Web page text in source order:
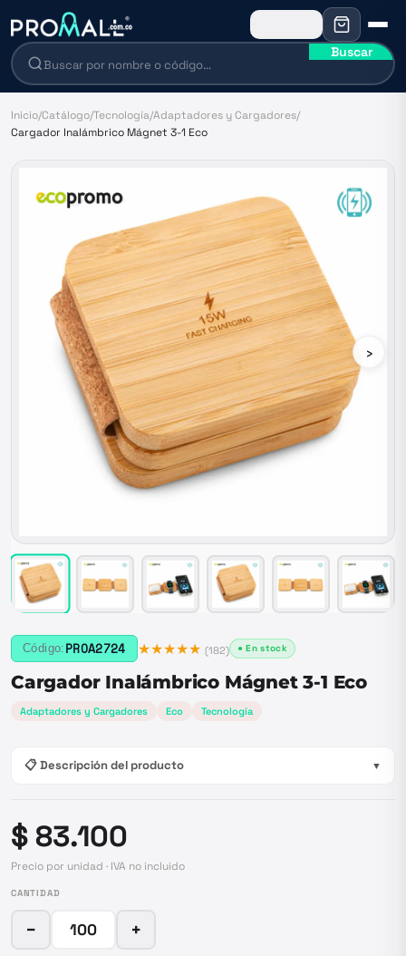
Buscar
Inicio/Catálogo/Tecnología/Adaptadores y Cargadores/
Cargador Inalámbrico Mágnet 3-1 Eco
›
Código: PROA2724 ★★★★★ (182) ● En stock
Cargador Inalámbrico Mágnet 3-1 Eco
Adaptadores y Cargadores Eco Tecnología
📋 Descripción del producto ▼
$ 83.100
Precio por unidad · IVA no incluido
CANTIDAD
− +